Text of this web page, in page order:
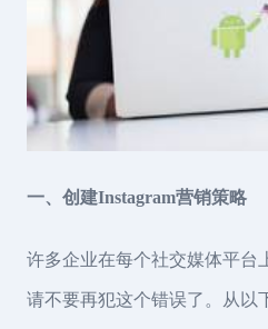
一、创建Instagram营销策略
许多企业在每个社交媒体平台
请不要再犯这个错误了。从以